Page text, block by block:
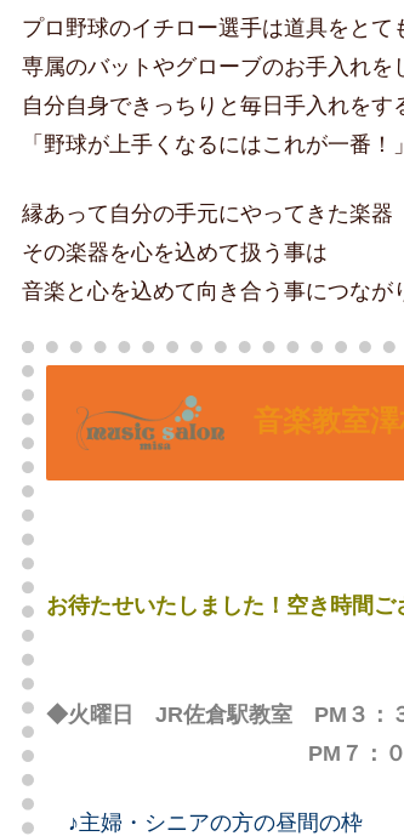
プロ野球のイチロー選手は道具をとて
専属のバットやグローブのお手入れ
自分自身できっちりと毎日手入れをす
「野球が上手くなるにはこれが一番！
縁あって自分の手元にやってきた楽器
その楽器を心を込めて扱う事は
音楽と心を込めて向き合う事につなが
音楽教室
お待たせいたしました！空き時間ご
◆火曜日 JR佐倉駅教室 PM３：
PM７：
♪主婦・シニアの方の昼間の枠